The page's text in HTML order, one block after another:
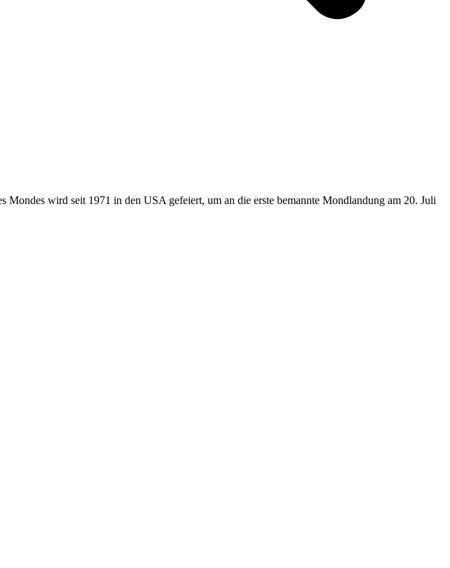
wird seit 1971 in den USA gefeiert, um an die erste bemannte Mondlandung am 20. Juli